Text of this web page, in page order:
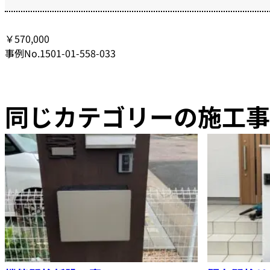
￥570,000
事例No.1501-01-558-033
同じカテゴリーの施工